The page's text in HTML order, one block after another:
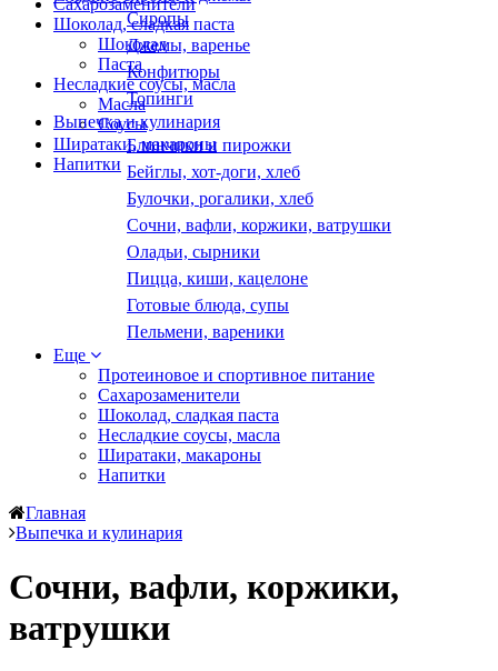
Сахарозаменители
Шоколад, сладкая паста
Шоколад
Паста
Несладкие соусы, масла
Масла
Соусы
Ширатаки, макароны
Напитки
Сиропы
Джемы, варенье
Конфитюры
Топинги
Выпечка и кулинария
Блинчики и пирожки
Бейглы, хот-доги, хлеб
Булочки, рогалики, хлеб
Сочни, вафли, коржики, ватрушки
Оладьи, сырники
Пицца, киши, кацелоне
Готовые блюда, супы
Пельмени, вареники
Еще
Протеиновое и спортивное питание
Сахарозаменители
Шоколад, сладкая паста
Несладкие соусы, масла
Ширатаки, макароны
Напитки
Главная
Выпечка и кулинария
Сочни, вафли, коржики,
ватрушки